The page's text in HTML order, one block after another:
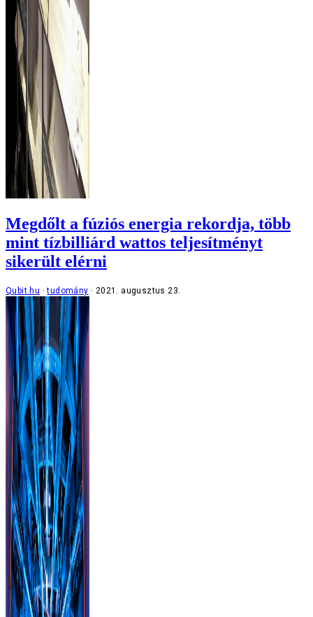
Megdőlt a fúziós energia rekordja, több
mint tízbilliárd wattos teljesítményt
sikerült elérni
Qubit.hu tudomány 2021. augusztus 23.